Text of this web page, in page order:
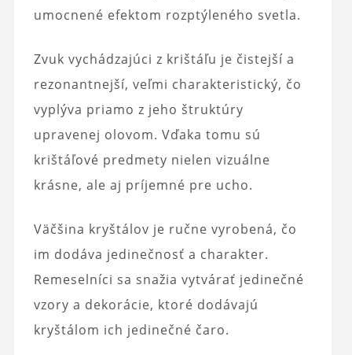
umocnené efektom rozptýleného svetla.
Zvuk vychádzajúci z krištáľu je čistejší a
rezonantnejší, veľmi charakteristický, čo
vyplýva priamo z jeho štruktúry
upravenej olovom. Vďaka tomu sú
krištáľové predmety nielen vizuálne
krásne, ale aj príjemné pre ucho.
Väčšina kryštálov je ručne vyrobená, čo
im dodáva jedinečnosť a charakter.
Remeselníci sa snažia vytvárať jedinečné
vzory a dekorácie, ktoré dodávajú
kryštálom ich jedinečné čaro.